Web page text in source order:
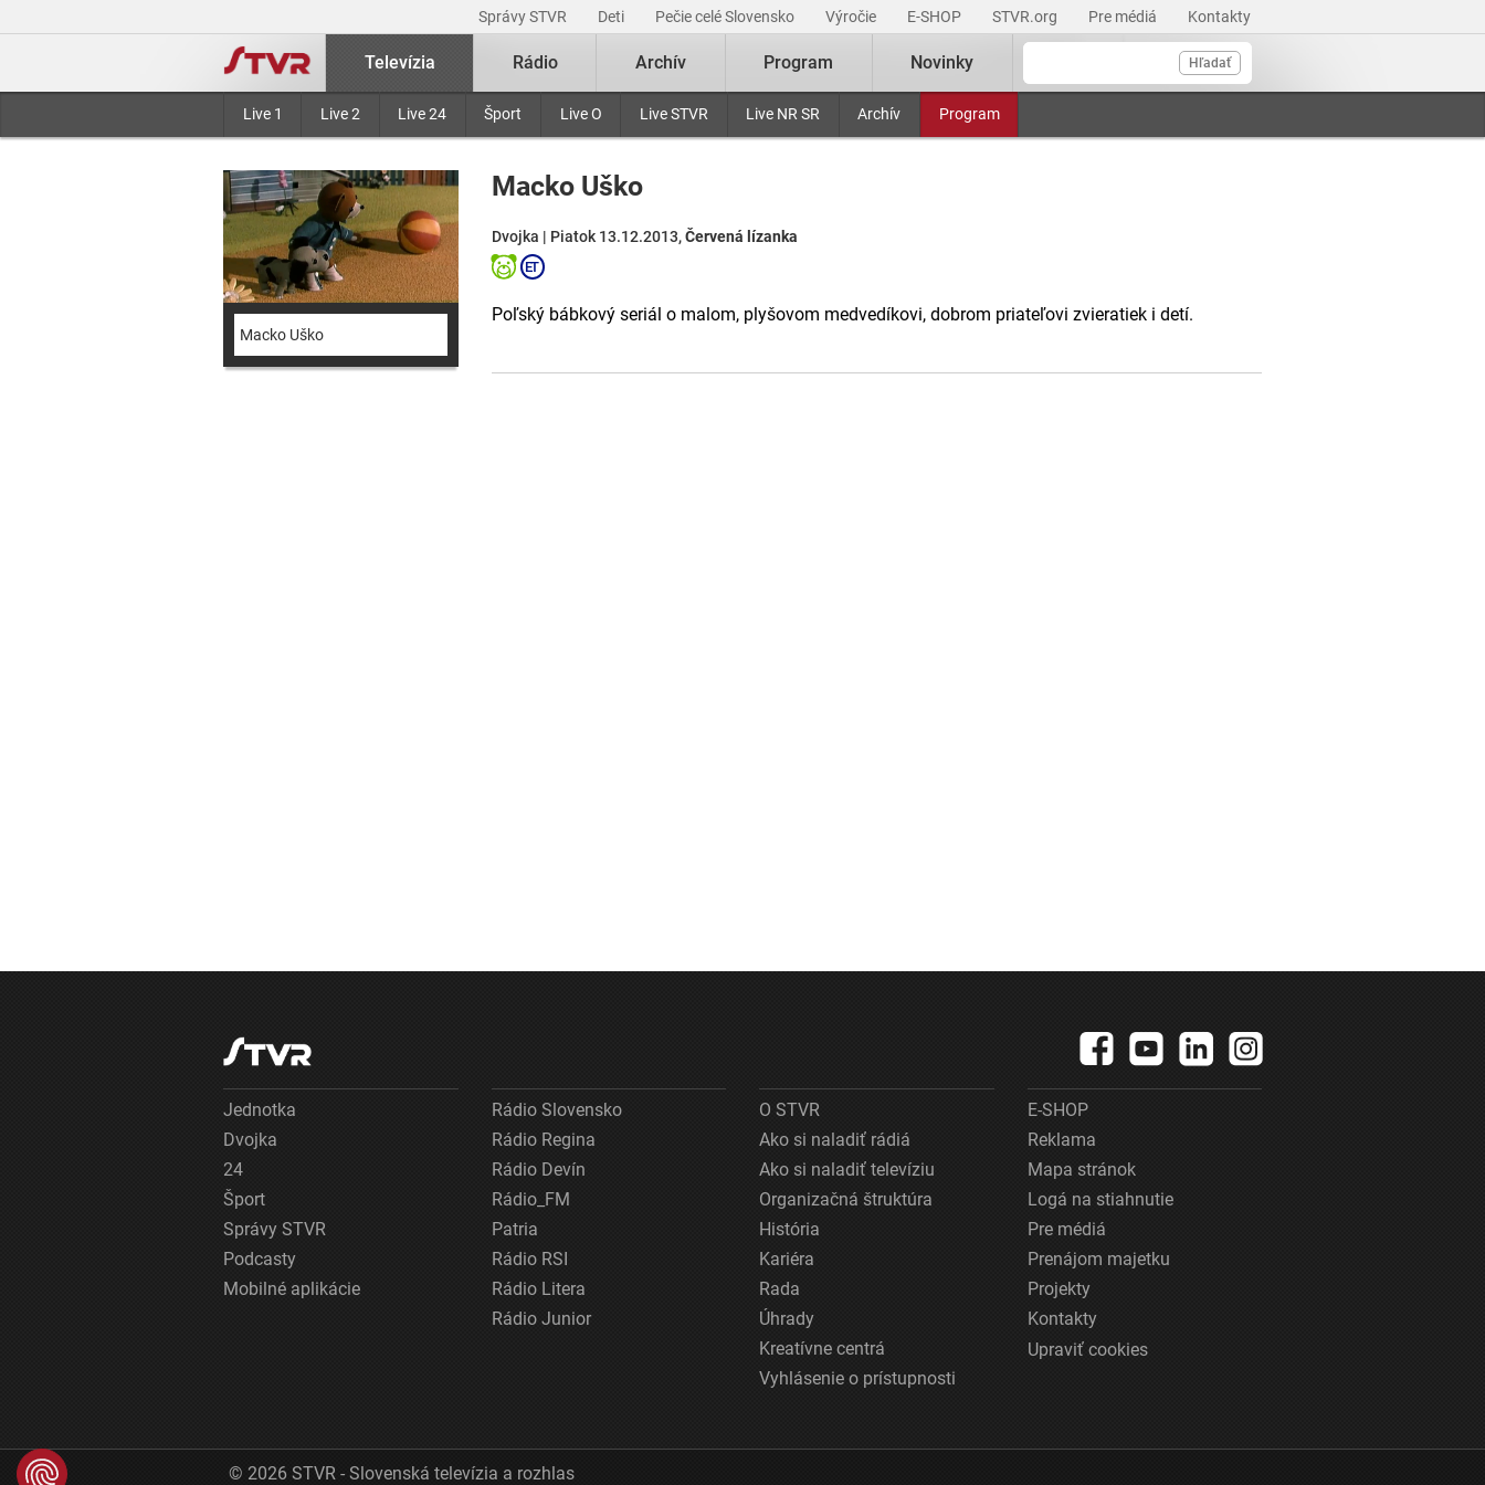
Správy STVR Deti Pečie celé Slovensko Výročie E-SHOP STVR.org Pre médiá Kontakty
Hľadať
Televízia
Live 1 Live 2 Live 24 Šport Live O Live STVR Live NR SR Archív Program
Rádio Archív Program Novinky
Macko Uško
Macko Uško
Dvojka | Piatok 13.12.2013,Červená lízanka
Poľský bábkový seriál o malom, plyšovom medvedíkovi, dobrom priateľovi zvieratiek i detí.
Jednotka
Dvojka
24
Šport
Správy STVR
Podcasty
Mobilné aplikácie
Rádio Slovensko
Rádio Regina
Rádio Devín
Rádio_FM
Patria
Rádio RSI
Rádio Litera
Rádio Junior
O STVR
Ako si naladiť rádiá
Ako si naladiť televíziu
Organizačná štruktúra
História
Kariéra
Rada
Úhrady
Kreatívne centrá
Vyhlásenie o prístupnosti
E-SHOP
Reklama
Mapa stránok
Logá na stiahnutie
Pre médiá
Prenájom majetku
Projekty
Kontakty
Upraviť cookies
© 2026 STVR - Slovenská televízia a rozhlas